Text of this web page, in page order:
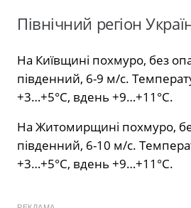
Північний регіон
На Київщині похмуро, без
південний, 6-9 м/с.
+3…+5°С, вдень +9…+11°С.
На Житомирщині похмуро,
південний, 6-10 м/с.
+3…+5°С, вдень +9…+11°С.